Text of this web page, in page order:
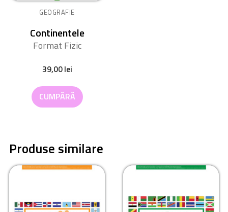
GEOGRAFIE
Continentele
Format Fizic
39,00lei
CUMPĂRĂ
Produse similare